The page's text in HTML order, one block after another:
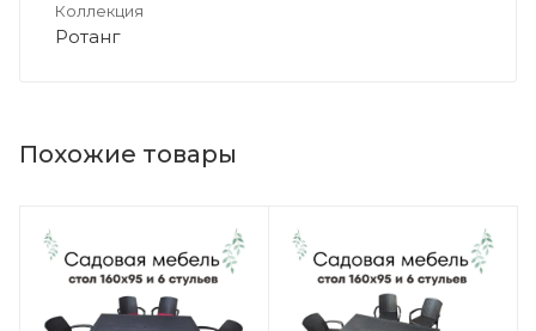
Коллекция
Ротанг
Похожие товары